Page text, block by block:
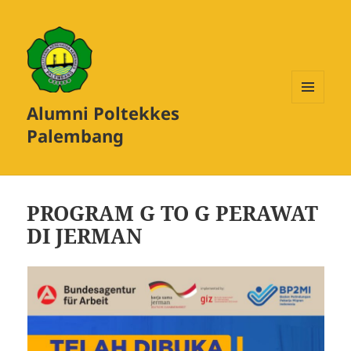
Alumni Poltekkes
Palembang
PROGRAM G TO G PERAWAT
DI JERMAN